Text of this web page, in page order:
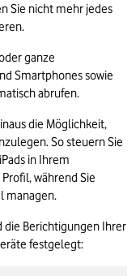
Sie nicht mehr jedes
ganze
Smartphones sowie
abrufen.
die Möglichkeit,
So steuern Sie
in Ihrem
während Sie
managen.
Berichtigungen Ihrer
festgelegt: